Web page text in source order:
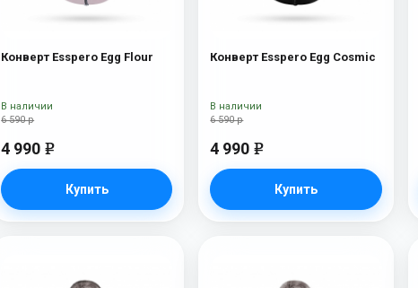
Конверт Esspero Egg Flour
6 590 р
4 990 e
Купить
В наличии
Конверт Esspero Egg Cosmic
6 590 р
4 990 e
Купить
В наличии